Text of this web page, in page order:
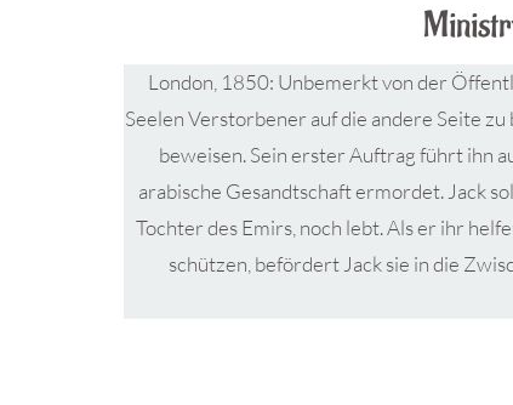
London, 1850: Unbemerkt von der
Seelen Verstorbener auf die andere Seite
beweisen. Sein erster Auftrag führt ihn
arabische Gesandtschaft ermordet. Jack
Tochter des Emirs, noch lebt. Als er ihr
schützen, befördert Jack sie in die